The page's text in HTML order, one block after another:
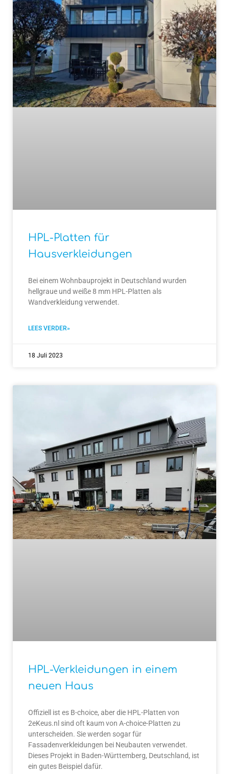
HPL-Platten für
Hausverkleidungen
Bei einem Wohnbauprojekt in Deutschland wurden
hellgraue und weiße 8 mm HPL-Platten als
Wandverkleidung verwendet.
LEES VERDER»
18 Juli 2023
HPL-Verkleidungen in einem
neuen Haus
Offiziell ist es B-choice, aber die HPL-Platten von
2eKeus.nl sind oft kaum von A-choice-Platten zu
unterscheiden. Sie werden sogar für
Fassadenverkleidungen bei Neubauten verwendet.
Dieses Projekt in Baden-Württemberg, Deutschland, ist
ein gutes Beispiel dafür.